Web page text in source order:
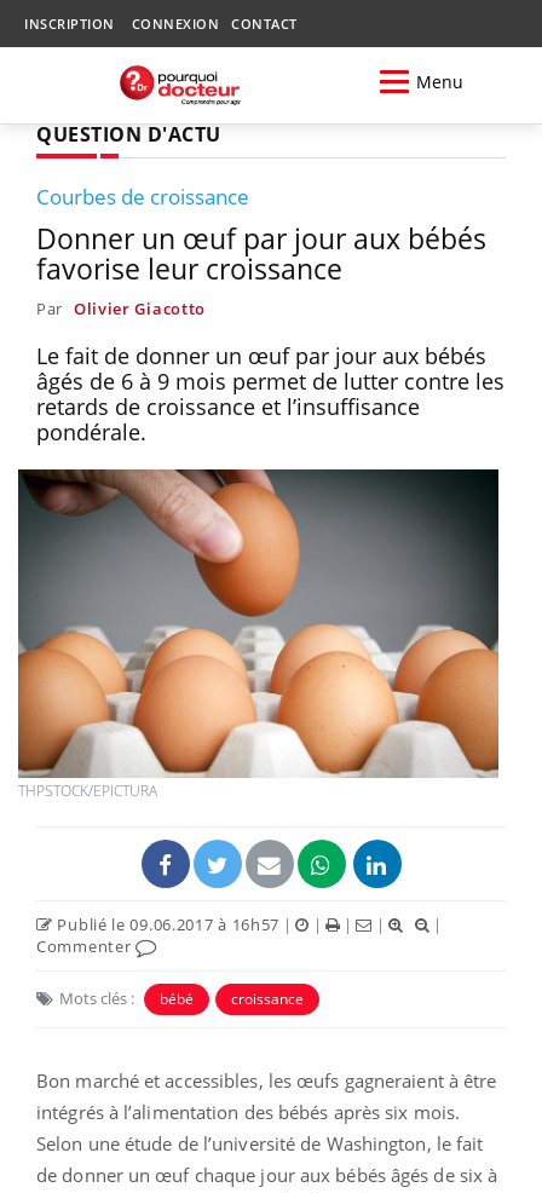
INSCRIPTION CONNEXION CONTACT
Menu
QUESTION D'ACTU
Courbes de croissance
Donner un œuf par jour aux bébés
favorise leur croissance
Par Olivier Giacotto
Le fait de donner un œuf par jour aux bébés
âgés de 6 à 9 mois permet de lutter contre les
retards de croissance et l’insuffisance
pondérale.
THPSTOCK/EPICTURA
Publié le 09.06.2017 à 16h57 | | | |
|
Commenter
Mots clés : bébé croissance
Bon marché et accessibles, les œufs gagneraient à être
intégrés à l’alimentation des bébés après six mois.
Selon une étude de l’université de Washington, le fait
de donner un œuf chaque jour aux bébés âgés de six à